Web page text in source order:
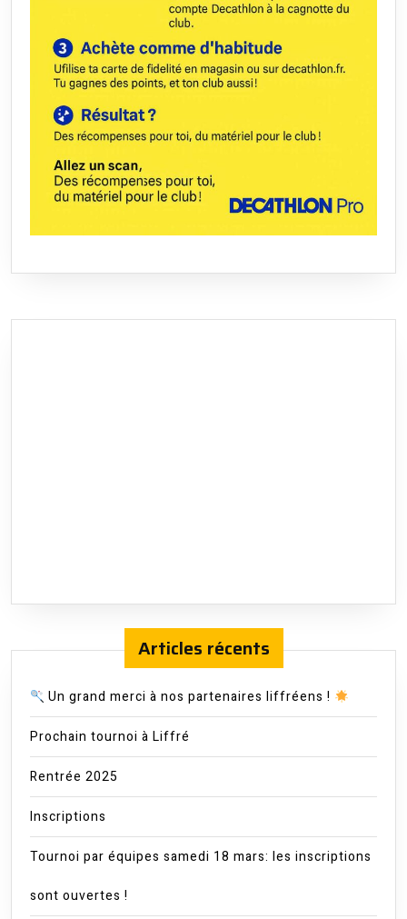
Articles récents
Un grand merci à nos partenaires liffréens !
Prochain tournoi à Liffré
Rentrée 2025
Inscriptions
Tournoi par équipes samedi 18 mars: les inscriptions
sont ouvertes !